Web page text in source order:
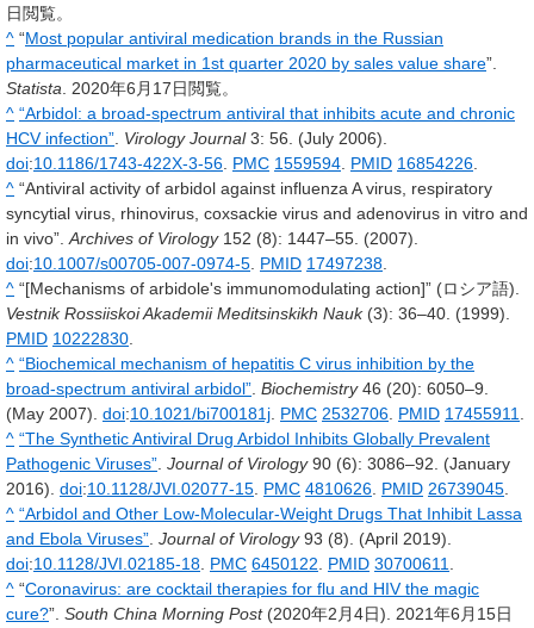
日閲覧。
^ “Most popular antiviral medication brands in the Russian
pharmaceutical market in 1st quarter 2020 by sales value share”.
Statista
2020年6月17日閲覧。
^ “Arbidol: a broad-spectrum antiviral that inhibits acute and chronic
HCV infection” Virology Journal 3: 56. (July 2006).
doi:10.1186/1743-422X-3-56 PMC 1559594 PMID 16854226
^ “Antiviral activity of arbidol against influenza A virus, respiratory
syncytial virus, rhinovirus, coxsackie virus and adenovirus in vitro and
in vivo”. Archives of Virology 152 (8): 1447–55. (2007).
doi:10.1007/s00705-007-0974-5 PMID 17497238
^ “[Mechanisms of arbidole's immunomodulating action]” (ロシア語).
Vestnik Rossiiskoi Akademii Meditsinskikh Nauk(3): 36–40. (1999).
PMID 10222830
^ “Biochemical mechanism of hepatitis C virus inhibition by the
broad-spectrum antiviral arbidol” Biochemistry 46 (20): 6050–9.
(May 2007). doi:10.1021/bi700181j PMC 2532706 PMID 17455911
^ “The Synthetic Antiviral Drug Arbidol Inhibits Globally Prevalent
Pathogenic Viruses” Journal of Virology 90 (6): 3086–92. (January
2016). doi:10.1128/JVI.02077-15 PMC 4810626 PMID 26739045
^ “Arbidol and Other Low-Molecular-Weight Drugs That Inhibit Lassa
and Ebola Viruses” Journal of Virology 93 (8). (April 2019).
doi:10.1128/JVI.02185-18 PMC 6450122 PMID 30700611
^ “Coronavirus: are cocktail therapies for flu and HIV the magic
cure?”. South China Morning Post(2020年2月4日). 2021年6月15日